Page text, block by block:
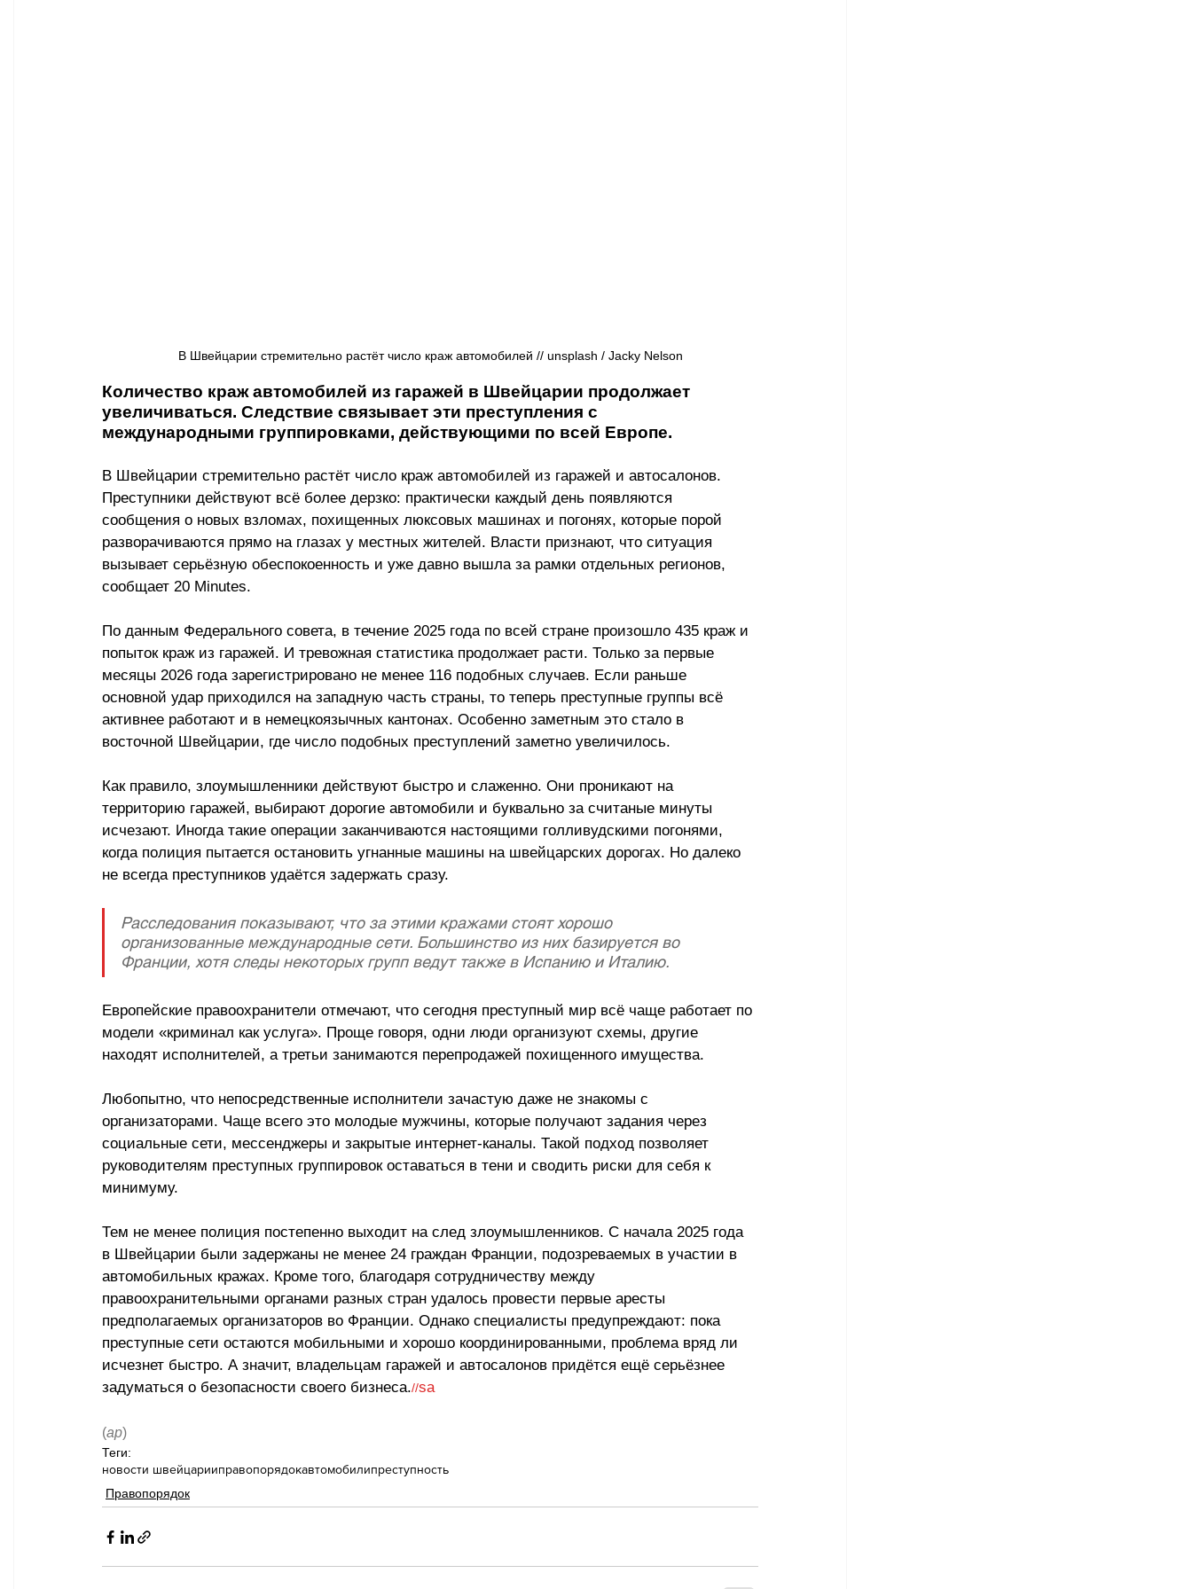
В Швейцарии стремительно растёт число краж автомобилей // unsplash / Jacky Nelson
Количество краж автомобилей из гаражей в Швейцарии продолжает
увеличиваться. Следствие связывает эти преступления с
международными группировками, действующими по всей Европе.
В Швейцарии стремительно растёт число краж автомобилей из гаражей и автосалонов.
Преступники действуют всё более дерзко: практически каждый день появляются
сообщения о новых взломах, похищенных люксовых машинах и погонях, которые порой
разворачиваются прямо на глазах у местных жителей. Власти признают, что ситуация
вызывает серьёзную обеспокоенность и уже давно вышла за рамки отдельных регионов,
сообщает 20 Minutes.
По данным Федерального совета, в течение 2025 года по всей стране произошло 435 краж и
попыток краж из гаражей. И тревожная статистика продолжает расти. Только за первые
месяцы 2026 года зарегистрировано не менее 116 подобных случаев. Если раньше
основной удар приходился на западную часть страны, то теперь преступные группы всё
активнее работают и в немецкоязычных кантонах. Особенно заметным это стало в
восточной Швейцарии, где число подобных преступлений заметно увеличилось.
Как правило, злоумышленники действуют быстро и слаженно. Они проникают на
территорию гаражей, выбирают дорогие автомобили и буквально за считаные минуты
исчезают. Иногда такие операции заканчиваются настоящими голливудскими погонями,
когда полиция пытается остановить угнанные машины на швейцарских дорогах. Но далеко
не всегда преступников удаётся задержать сразу.
Расследования показывают, что за этими кражами стоят хорошо
организованные международные сети. Большинство из них базируется во
Франции, хотя следы некоторых групп ведут также в Испанию и Италию.
Европейские правоохранители отмечают, что сегодня преступный мир всё чаще работает по
модели «криминал как услуга». Проще говоря, одни люди организуют схемы, другие
находят исполнителей, а третьи занимаются перепродажей похищенного имущества.
Любопытно, что непосредственные исполнители зачастую даже не знакомы с
организаторами. Чаще всего это молодые мужчины, которые получают задания через
социальные сети, мессенджеры и закрытые интернет-каналы. Такой подход позволяет
руководителям преступных группировок оставаться в тени и сводить риски для себя к
минимуму.
Тем не менее полиция постепенно выходит на след злоумышленников. С начала 2025 года
в Швейцарии были задержаны не менее 24 граждан Франции, подозреваемых в участии в
автомобильных кражах. Кроме того, благодаря сотрудничеству между
правоохранительными органами разных стран удалось провести первые аресты
предполагаемых организаторов во Франции. Однако специалисты предупреждают: пока
преступные сети остаются мобильными и хорошо координированными, проблема вряд ли
исчезнет быстро. А значит, владельцам гаражей и автосалонов придётся ещё серьёзнее
задуматься о безопасности своего бизнеса.//sa
(ар)
Теги:
новости швейцарииправопорядокавтомобилипреступность
Правопорядок